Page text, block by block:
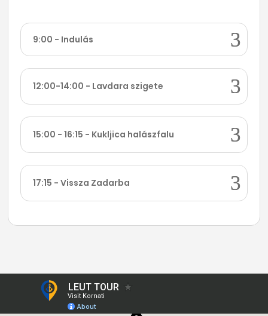
9:00 - Indulás
12:00-14:00 - Lavdara szigete
15:00 - 16:15 - Kukljica halászfalu
17:15 - Vissza Zadarba